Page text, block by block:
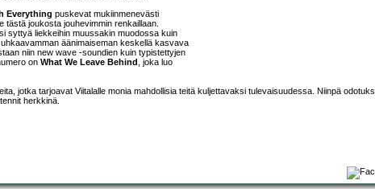
Everything puskevat mukiinmenevästi
tästä joukosta jouhevimmin renkaillaan.
syttyä liekkeihin muussakin muodossa kuin
äänimaiseman keskellä kasvava
niin new wave -soundien kuin typistettyjen
on What We Leave Behind , joka luo
jotka tarjoavat Viitalalle monia mahdollisia teitä kuljettavaksi tulevaisuudessa. Niinpä
herkkinä.